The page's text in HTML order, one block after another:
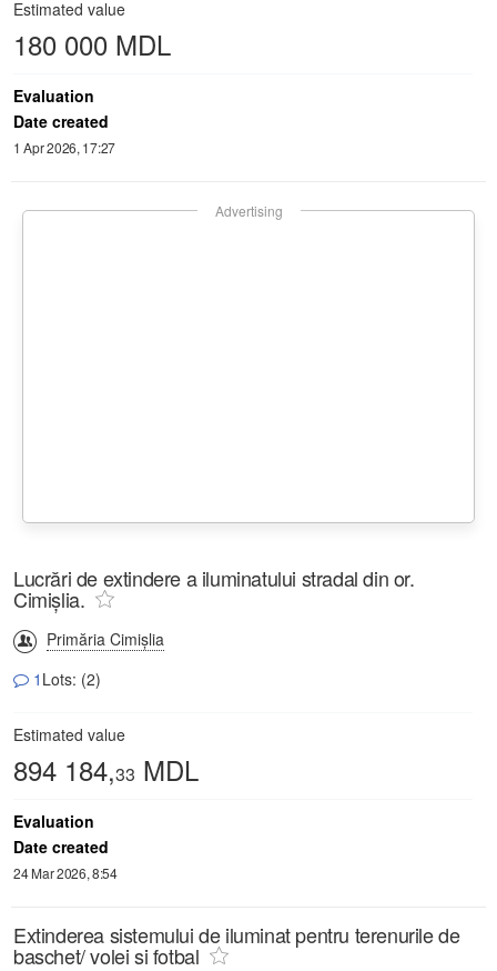
Estimated value
180 000 MDL
Evaluation
Date created
1 Apr 2026, 17:27
Advertising
Lucrări de extindere a iluminatului stradal din or.
Cimișlia.
Primăria Cimișlia
1 Lots: (2)
Estimated value
894 184,33 MDL
Evaluation
Date created
24 Mar 2026, 8:54
Extinderea sistemului de iluminat pentru terenurile de
baschet/ volei si fotbal